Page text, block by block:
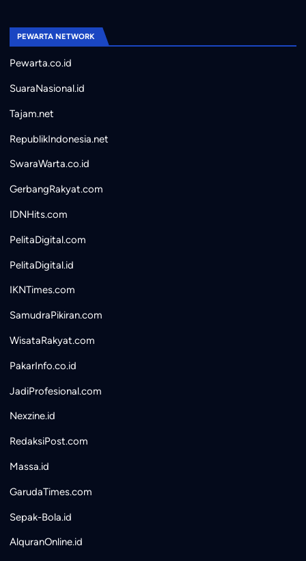
PEWARTA NETWORK
Pewarta.co.id
SuaraNasional.id
Tajam.net
RepublikIndonesia.net
SwaraWarta.co.id
GerbangRakyat.com
IDNHits.com
PelitaDigital.com
PelitaDigital.id
IKNTimes.com
SamudraPikiran.com
WisataRakyat.com
PakarInfo.co.id
JadiProfesional.com
Nexzine.id
RedaksiPost.com
Massa.id
GarudaTimes.com
Sepak-Bola.id
AlquranOnline.id